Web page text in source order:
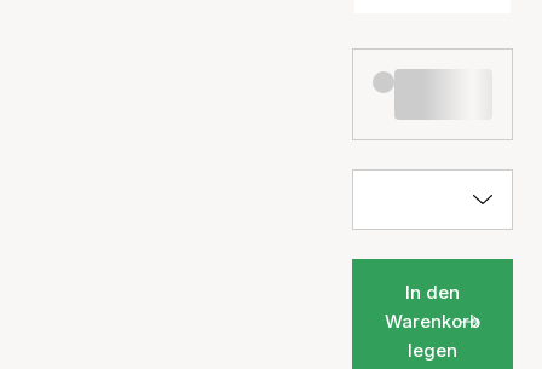
In den
Warenkorb
legen